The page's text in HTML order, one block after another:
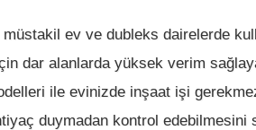
ev ve dubleks dairelerde
dar alanlarda yüksek verim
ile evinizde inşaat işi
duymadan kontrol edebilmesini